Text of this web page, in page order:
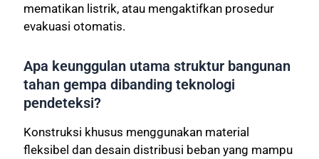
mematikan listrik, atau mengaktifkan prosedur
evakuasi otomatis.
Apa keunggulan utama struktur bangunan
tahan gempa dibanding teknologi
pendeteksi?
Konstruksi khusus menggunakan material
fleksibel dan desain distribusi beban yang mampu